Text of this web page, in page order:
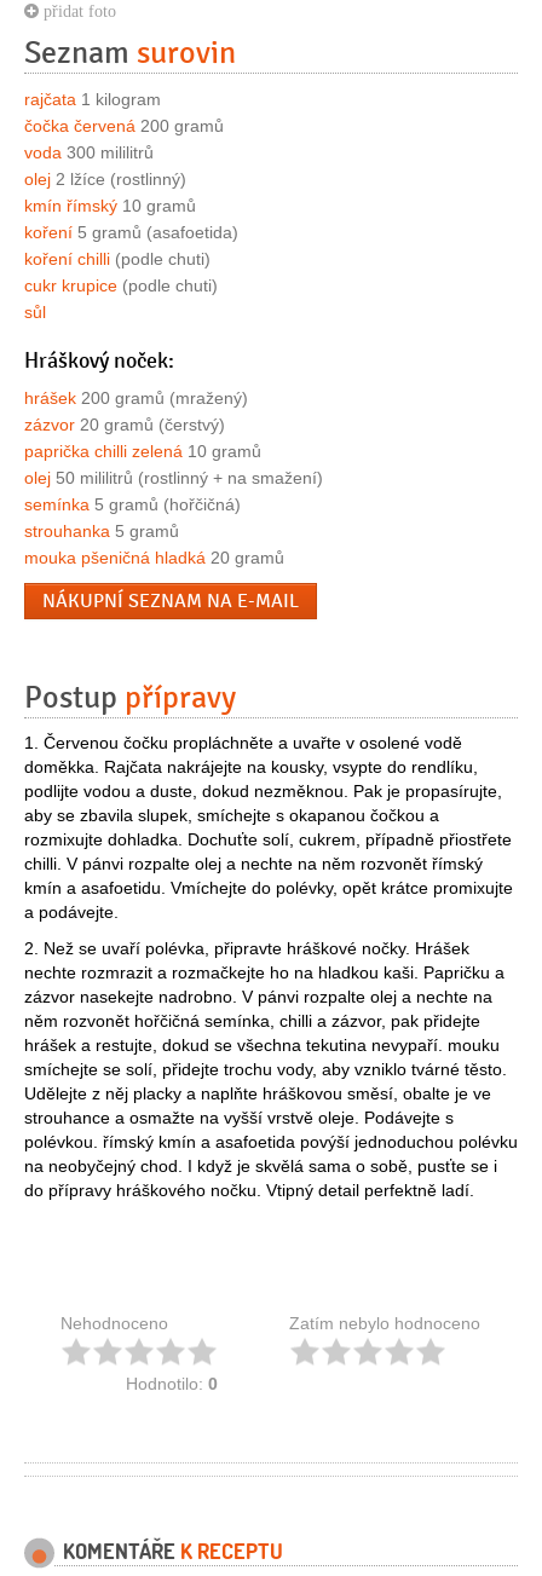
přidat foto
Seznam surovin
rajčata 1 kilogram
čočka červená 200 gramů
voda 300 mililitrů
olej 2 lžíce (rostlinný)
kmín římský 10 gramů
koření 5 gramů (asafoetida)
koření chilli (podle chuti)
cukr krupice (podle chuti)
sůl
Hráškový noček:
hrášek 200 gramů (mražený)
zázvor 20 gramů (čerstvý)
paprička chilli zelená 10 gramů
olej 50 mililitrů (rostlinný + na smažení)
semínka 5 gramů (hořčičná)
strouhanka 5 gramů
mouka pšeničná hladká 20 gramů
NÁKUPNÍ SEZNAM NA E-MAIL
Postup přípravy
1. Červenou čočku propláchněte a uvařte v osolené vodě
doměkka. Rajčata nakrájejte na kousky, vsypte do rendlíku,
podlijte vodou a duste, dokud nezměknou. Pak je propasírujte,
aby se zbavila slupek, smíchejte s okapanou čočkou a
rozmixujte dohladka. Dochuťte solí, cukrem, případně přiostřete
chilli. V pánvi rozpalte olej a nechte na něm rozvonět římský
kmín a asafoetidu. Vmíchejte do polévky, opět krátce promixujte
a podávejte.
2. Než se uvaří polévka, připravte hráškové nočky. Hrášek
nechte rozmrazit a rozmačkejte ho na hladkou kaši. Papričku a
zázvor nasekejte nadrobno. V pánvi rozpalte olej a nechte na
něm rozvonět hořčičná semínka, chilli a zázvor, pak přidejte
hrášek a restujte, dokud se všechna tekutina nevypaří. mouku
smíchejte se solí, přidejte trochu vody, aby vzniklo tvárné těsto.
Udělejte z něj placky a naplňte hráškovou směsí, obalte je ve
strouhance a osmažte na vyšší vrstvě oleje. Podávejte s
polévkou. římský kmín a asafoetida povýší jednoduchou polévku
na neobyčejný chod. I když je skvělá sama o sobě, pusťte se i
do přípravy hráškového nočku. Vtipný detail perfektně ladí.
Nehodnoceno
Hodnotilo: 0
Zatím nebylo hodnoceno
KOMENTÁŘE K RECEPTU